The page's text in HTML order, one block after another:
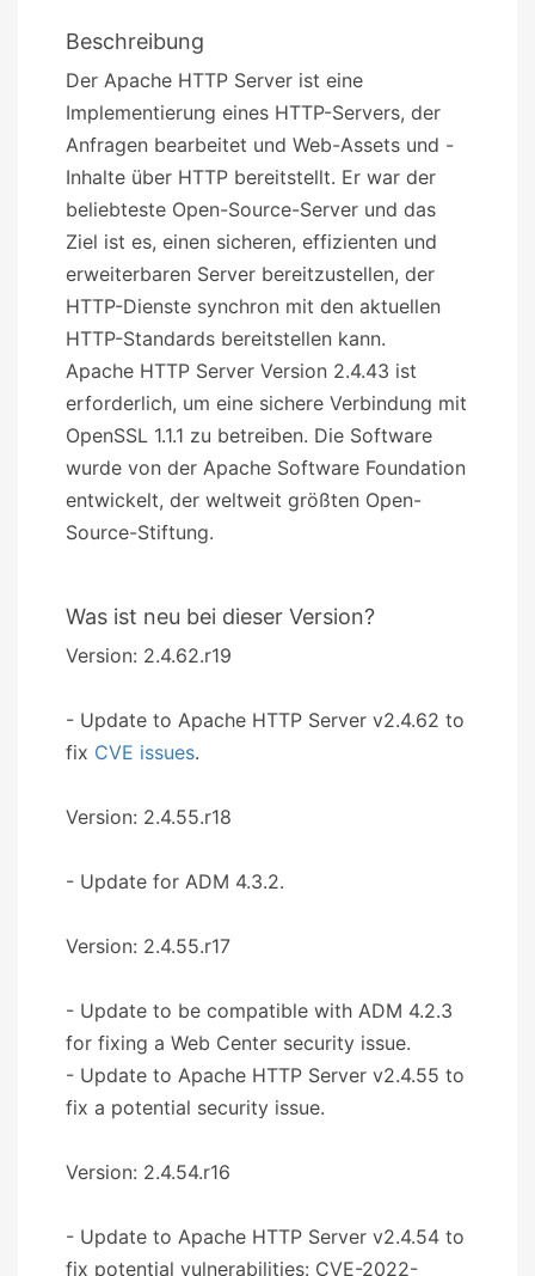
Beschreibung
Der Apache HTTP Server ist eine
Implementierung eines HTTP-Servers, der
Anfragen bearbeitet und Web-Assets und -
Inhalte über HTTP bereitstellt. Er war der
beliebteste Open-Source-Server und das
Ziel ist es, einen sicheren, effizienten und
erweiterbaren Server bereitzustellen, der
HTTP-Dienste synchron mit den aktuellen
HTTP-Standards bereitstellen kann.
Apache HTTP Server Version 2.4.43 ist
erforderlich, um eine sichere Verbindung mit
OpenSSL 1.1.1 zu betreiben. Die Software
wurde von der Apache Software Foundation
entwickelt, der weltweit größten Open-
Source-Stiftung.
Was ist neu bei dieser Version?
Version: 2.4.62.r19
- Update to Apache HTTP Server v2.4.62 to
fix CVE issues.
Version: 2.4.55.r18
- Update for ADM 4.3.2.
Version: 2.4.55.r17
- Update to be compatible with ADM 4.2.3
for fixing a Web Center security issue.
- Update to Apache HTTP Server v2.4.55 to
fix a potential security issue.
Version: 2.4.54.r16
- Update to Apache HTTP Server v2.4.54 to
fix potential vulnerabilities: CVE-2022-